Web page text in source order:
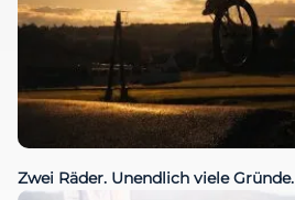
Zwei Räder. Unendlich viele Gründe.